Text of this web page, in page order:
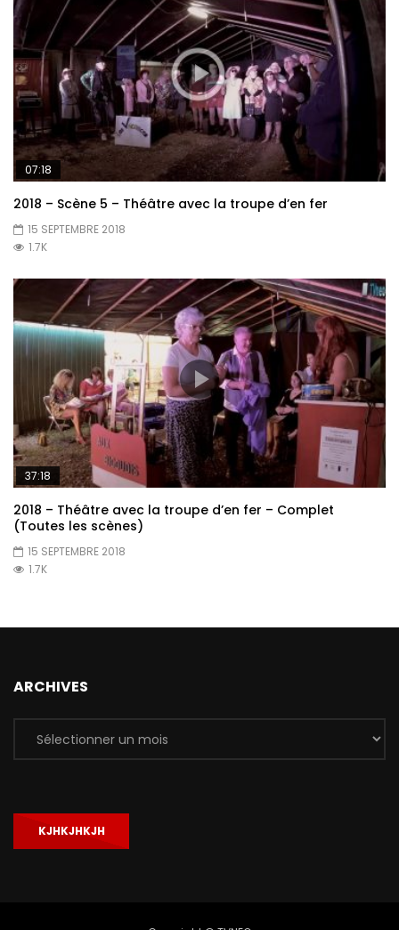
07:18
2018 – Scène 5 – Théâtre avec la troupe d’en fer
15 SEPTEMBRE 2018
1.7K
37:18
2018 – Théâtre avec la troupe d’en fer – Complet
(Toutes les scènes)
15 SEPTEMBRE 2018
1.7K
ARCHIVES
Archives
KJHKJHKJH